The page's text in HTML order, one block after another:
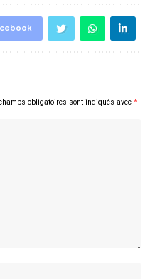
obligatoires sont indiqués avec *